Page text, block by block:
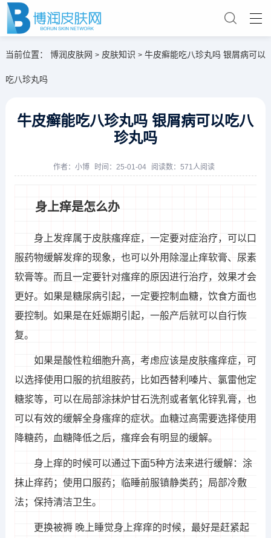
当前位置： 博润皮肤网 > 皮肤知识 > 牛皮癣能吃八珍丸吗 银屑病可以
吃八珍丸吗
牛皮癣能吃八珍丸吗 银屑病可以吃八
珍丸吗
作者： 小博 时间：25-01-04 阅读数：571人阅读
身上痒是怎么办
身上发痒属于皮肤瘙痒症，一定要对症治疗，可以口
服药物缓解发痒的现象，也可以外用除湿止痒软膏、尿素
软膏等。而且一定要针对瘙痒的原因进行治疗，效果才会
更好。如果是糖尿病引起，一定要控制血糖，饮食方面也
要控制。如果是在妊娠期引起，一般产后就可以自行恢
复。
如果是酸性粒细胞升高，考虑应该是皮肤瘙痒症，可
以选择使用口服的抗组胺药，比如西替利嗪片、氯雷他定
糖浆等，可以在局部涂抹炉甘石洗剂或者氧化锌乳膏，也
可以有效的缓解全身瘙痒的症状。血糖过高需要选择使用
降糖药，血糖降低之后，瘙痒会有明显的缓解。
身上痒的时候可以通过下面5种方法来进行缓解：涂
抹止痒药；使用口服药；临睡前服镇静类药；局部冷敷
法；保持清洁卫生。
更换被褥 晚上睡觉身上痒痒的时候，最好是赶紧起